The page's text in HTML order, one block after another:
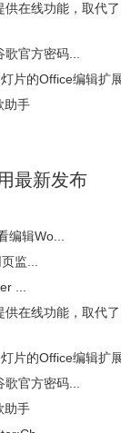
在线功能，取代了
官方密码...
片的Office编辑扩
助手
最新发布
编辑Wo...
监...
...
在线功能，取代了
片的Office编辑扩
官方密码...
助手